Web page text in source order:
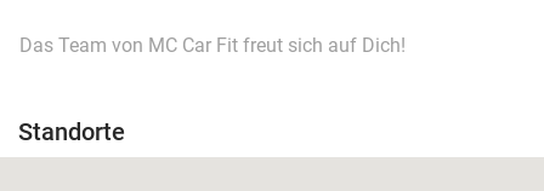
Das Team von MC Car Fit freut sich auf Dich!
Standorte